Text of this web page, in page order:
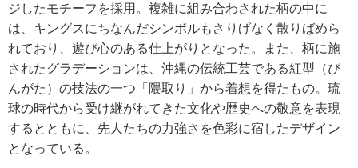
ジしたモチーフを採用。複雑に組み合わされた柄の中に
は、キングスにちなんだシンボルもさりげなく散りばめら
れており、遊び心のある仕上がりとなった。また、柄に施
されたグラデーションは、沖縄の伝統工芸である紅型（び
んがた）の技法の一つ「隈取り」から着想を得たもの。琉
球の時代から受け継がれてきた文化や歴史への敬意を表現
するとともに、先人たちの力強さを色彩に宿したデザイン
となっている。